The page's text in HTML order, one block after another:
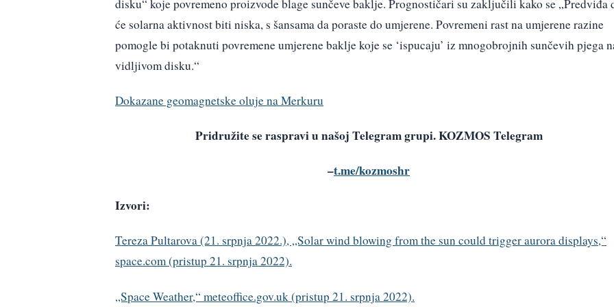
disku“ koje povremeno proizvode blage sunčeve baklje. Prognostičari su zaključili kako se „Predviđa
će solarna aktivnost biti niska, s šansama da poraste do umjerene. Povremeni rast na umjerene razine
pomogle bi potaknuti povremene umjerene baklje koje se ‘ispucaju’ iz mnogobrojnih sunčevih pjega
vidljivom disku.“
Dokazane geomagnetske oluje na Merkuru
Pridružite se raspravi u našoj Telegram grupi. KOZMOS Telegram
–t.me/kozmoshr
Izvori:
Tereza Pultarova (21. srpnja 2022.), „Solar wind blowing from the sun could trigger aurora displays,“
space.com (pristup 21. srpnja 2022).
„Space Weather,“ meteoffice.gov.uk (pristup 21. srpnja 2022).